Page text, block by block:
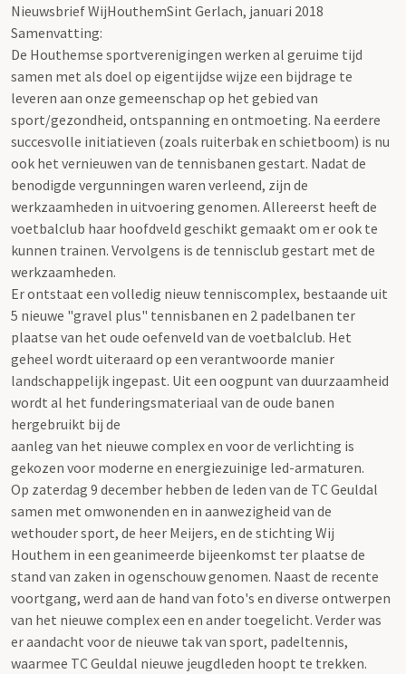
Nieuwsbrief WijHouthemSint Gerlach, januari 2018
Samenvatting:
De Houthemse sportverenigingen werken al geruime tijd
samen met als doel op eigentijdse wijze een bijdrage te
leveren aan onze gemeenschap op het gebied van
sport/gezondheid, ontspanning en ontmoeting. Na eerdere
succesvolle initiatieven (zoals ruiterbak en schietboom) is nu
ook het vernieuwen van de tennisbanen gestart. Nadat de
benodigde vergunningen waren verleend, zijn de
werkzaamheden in uitvoering genomen. Allereerst heeft de
voetbalclub haar hoofdveld geschikt gemaakt om er ook te
kunnen trainen. Vervolgens is de tennisclub gestart met de
werkzaamheden.
Er ontstaat een volledig nieuw tenniscomplex, bestaande uit
5 nieuwe "gravel plus" tennisbanen en 2 padelbanen ter
plaatse van het oude oefenveld van de voetbalclub. Het
geheel wordt uiteraard op een verantwoorde manier
landschappelijk ingepast. Uit een oogpunt van duurzaamheid
wordt al het funderingsmateriaal van de oude banen
hergebruikt bij de
aanleg van het nieuwe complex en voor de verlichting is
gekozen voor moderne en energiezuinige led-armaturen.
Op zaterdag 9 december hebben de leden van de TC Geuldal
samen met omwonenden en in aanwezigheid van de
wethouder sport, de heer Meijers, en de stichting Wij
Houthem in een geanimeerde bijeenkomst ter plaatse de
stand van zaken in ogenschouw genomen. Naast de recente
voortgang, werd aan de hand van foto's en diverse ontwerpen
van het nieuwe complex een en ander toegelicht. Verder was
er aandacht voor de nieuwe tak van sport, padeltennis,
waarmee TC Geuldal nieuwe jeugdleden hoopt te trekken.